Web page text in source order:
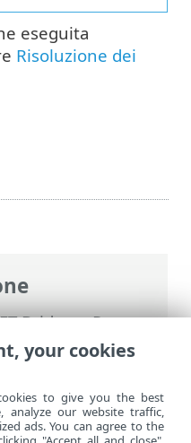
Bridge>Per
Windows
integrato di
eseguita
Risoluzione dei
your cookies
to give you the best
analyze our website traffic,
ads. You can agree to the